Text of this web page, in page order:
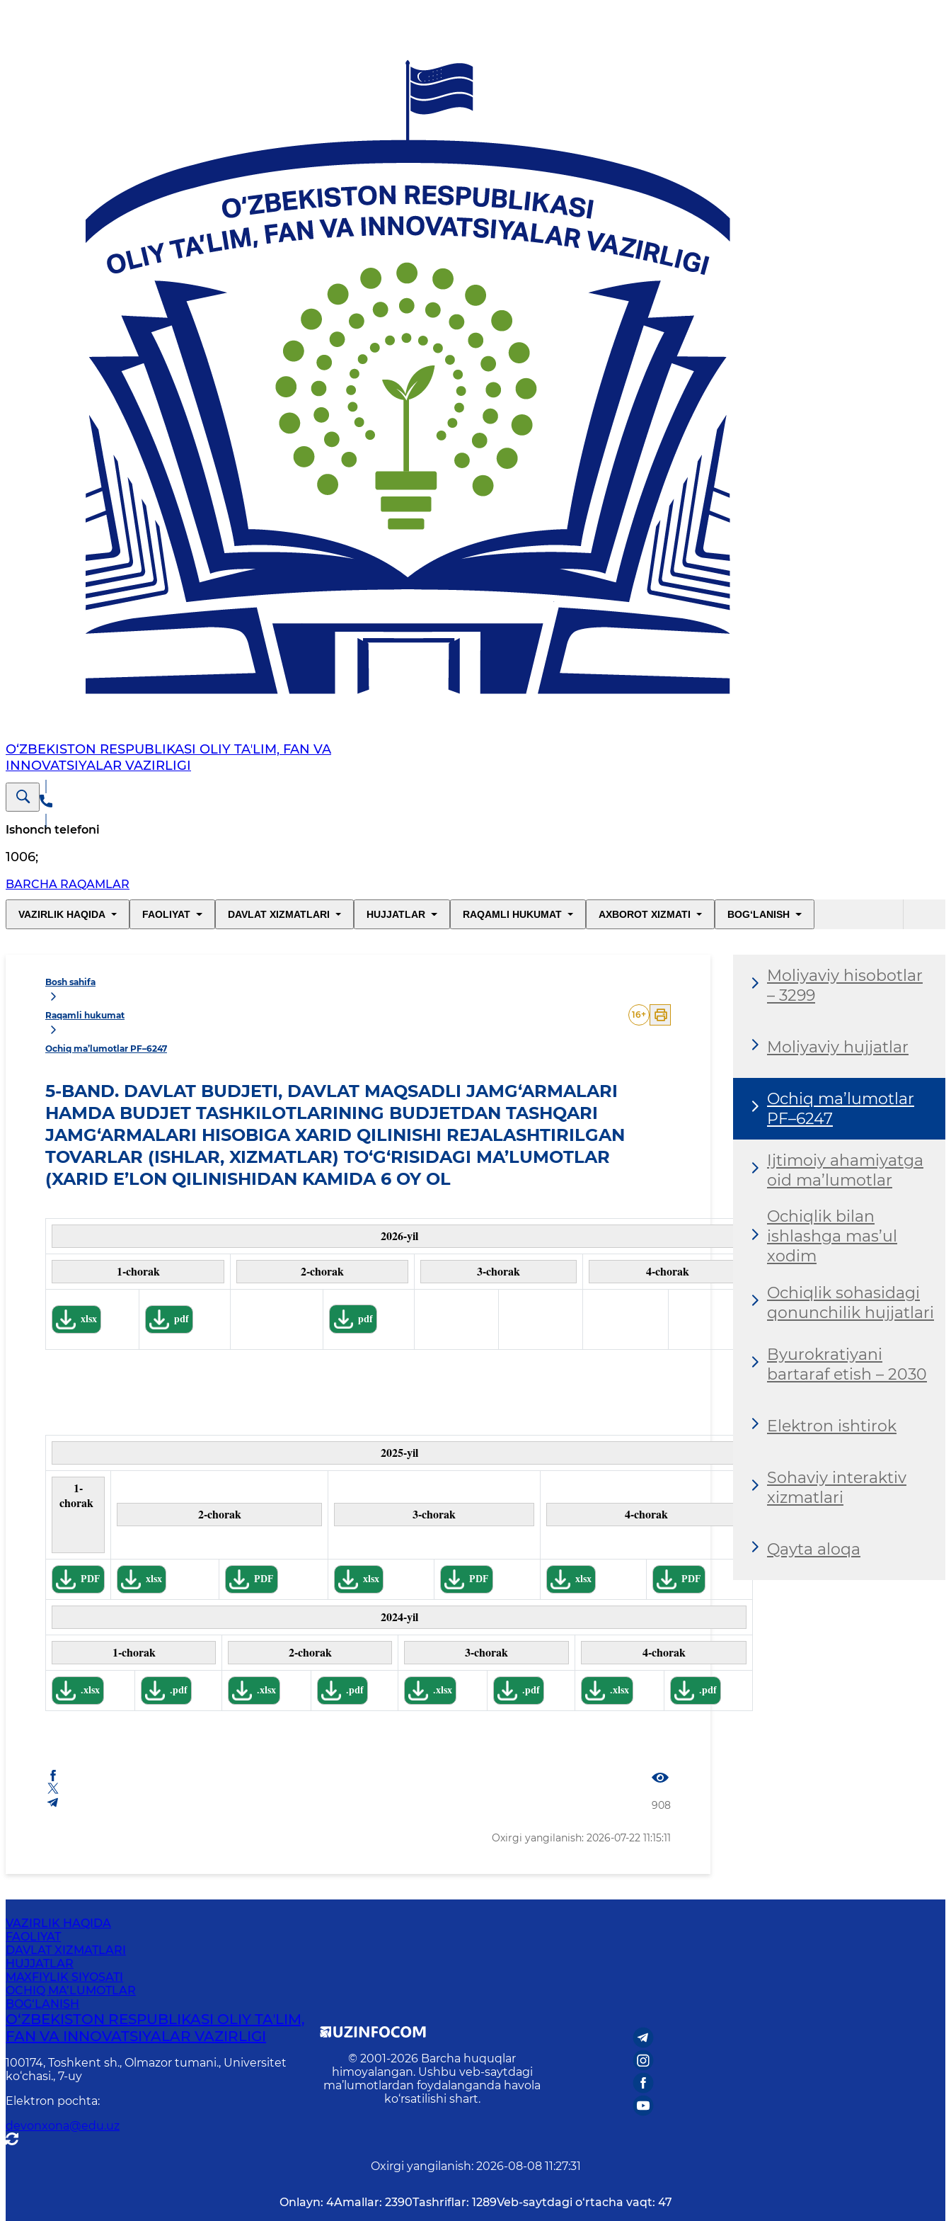
O‘ZBEKISTON RESPUBLIKASI OLIY TAʼLIM, FAN VA
INNOVATSIYALAR VAZIRLIGI
Ishonch telefoni
1006;
BARCHA RAQAMLAR
VAZIRLIK HAQIDA FAOLIYAT DAVLAT XIZMATLARI HUJJATLAR RAQAMLI HUKUMAT AXBOROT XIZMATI BOG‘LANISH
Bosh sahifa
Raqamli hukumat
Ochiq ma’lumotlar PF–6247
16+
5-BAND. DAVLAT BUDJETI, DAVLAT MAQSADLI JAMG‘ARMALARI
HAMDA BUDJET TASHKILOTLARINING BUDJETDAN TASHQARI
JAMG‘ARMALARI HISOBIGA XARID QILINISHI REJALASHTIRILGAN
TOVARLAR (ISHLAR, XIZMATLAR) TO‘G‘RISIDAGI MA’LUMOTLAR
(XARID E’LON QILINISHIDAN KAMIDA 6 OY OL
2026-yil
1-chorak 2-chorak 3-chorak 4-chorak
xlsx pdf pdf
2025-yil
1-
chorak
2-chorak 3-chorak 4-chorak
PDF xlsx PDF xlsx PDF xlsx PDF
2024-yil
1-chorak 2-chorak 3-chorak 4-chorak
.xlsx .pdf .xlsx .pdf .xlsx .pdf .xlsx .pdf
908
Oxirgi yangilanish: 2026-07-22 11:15:11
Moliyaviy hisobotlar
– 3299
Moliyaviy hujjatlar
Ochiq ma’lumotlar
PF–6247
Ijtimoiy ahamiyatga
oid ma’lumotlar
Ochiqlik bilan
ishlashga mas’ul
xodim
Ochiqlik sohasidagi
qonunchilik hujjatlari
Byurokratiyani
bartaraf etish – 2030
Elektron ishtirok
Sohaviy interaktiv
xizmatlari
Qayta aloqa
VAZIRLIK HAQIDA
FAOLIYAT
DAVLAT XIZMATLARI
HUJJATLAR
MAXFIYLIK SIYOSATI
OCHIQ MA’LUMOTLAR
BOG‘LANISH
O‘ZBEKISTON RESPUBLIKASI OLIY TAʼLIM,
FAN VA INNOVATSIYALAR VAZIRLIGI
100174, Toshkent sh., Olmazor tumani., Universitet
ko‘chasi., 7-uy
Elektron pochta:
devonxona@edu.uz
© 2001-2026 Barcha huquqlar
himoyalangan. Ushbu veb-saytdagi
ma’lumotlardan foydalanganda havola
ko‘rsatilishi shart.
Oxirgi yangilanish: 2026-08-08 11:27:31
Onlayn: 4Amallar: 2390Tashriflar: 1289Veb-saytdagi o‘rtacha vaqt: 47